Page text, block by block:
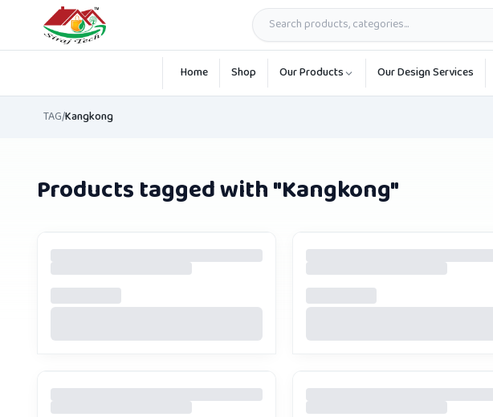
Skip to main content
Home Shop Our Products Our Design Services
TAG/Kangkong
Products tagged with "Kangkong"